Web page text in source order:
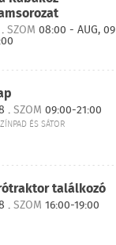
SZOM 08:00 - AUG, 09
.SZOM 09:00-21:00
ÉS SÁTOR
találkozó
.SZOM 16:00-19:00